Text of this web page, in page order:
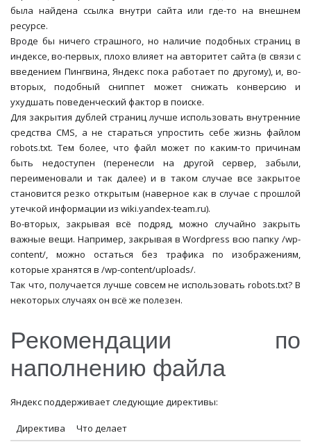
была найдена ссылка внутри сайта или где-то на внешнем
ресурсе.
Вроде бы ничего страшного, но наличие подобных страниц в
индексе, во-первых, плохо влияет на авторитет сайта (в связи с
введением Пингвина, Яндекс пока работает по другому), и, во-
вторых, подобный сниппет может снижать конверсию и
ухудшать поведенческий фактор в поиске.
Для закрытия дублей страниц лучше использовать внутренние
средства CMS, а не стараться упростить себе жизнь файлом
robots.txt. Тем более, что файл может по каким-то причинам
быть недоступен (перенесли на другой сервер, забыли,
переименовали и так далее) и в таком случае все закрытое
становится резко открытым (наверное как в случае с прошлой
утечкой информации из wiki.yandex-team.ru).
Во-вторых, закрывая всё подряд, можно случайно закрыть
важные вещи. Например, закрывая в Wordpress всю папку /wp-
content/, можно остаться без трафика по изображениям,
которые хранятся в /wp-content/uploads/.
Так что, получается лучше совсем не использовать robots.txt? В
некоторых случаях он всё же полезен.
Рекомендации по
наполнению файла
Яндекс поддерживает следующие директивы:
Директива
Что делает